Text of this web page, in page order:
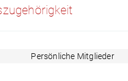
Persönliche Mitglieder